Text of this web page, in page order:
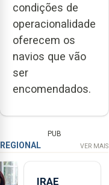
condições de
operacionalidade
oferecem os
navios que vão
ser
encomendados.
PUB
REGIONAL VER MAIS
IRAE